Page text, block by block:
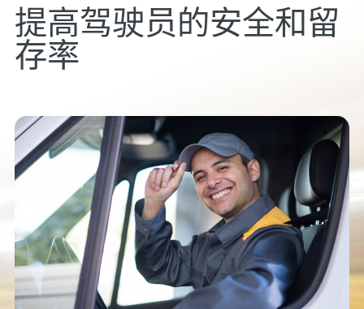
提高驾驶员的安全和留
存率